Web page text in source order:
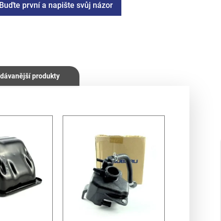
Buďte první a napište svůj názor
produkty